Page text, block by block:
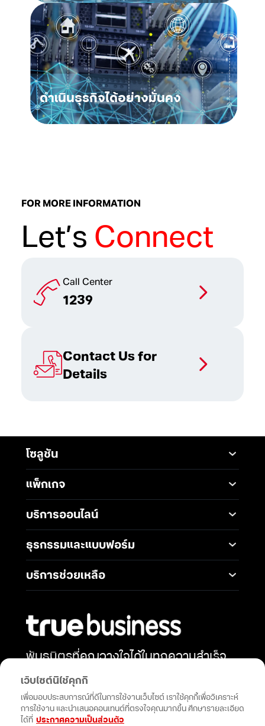
ดำเนินธุรกิจได้อย่างมั่นคง
FOR MORE INFORMATION
Let’sConnect
Call Center
1239
Contact Us for
Details
พันธมิตรที่คุณวางใจได้ในทุกความสำเร็จ
เสริมพลังธุรกิจของคุณด้วยโซลูชัน
นวัตกรรมและการสนับสนุนที่ไม่หยุดยั้ง
กดติดตาม
โซลูชัน
Mobile
5G Infrastructure
Broadband Internet
Business Network
Wireless Network
International Gateway
Communications
Productivity and
Collaboration
Solutions
Network & Operation
Security
Security Service
แพ็กเกจ
แพ็กเกจมือถือ
โซลูชันสำหรับ SME
บริการออนไลน์
ธุรกรรมและแบบฟอร์ม
ช่องทางการชำระค่าบริการ
การโอนกรรมสิทธิ์
การแต่งตั้งทรูเป็นตัวแทน
หักและนำส่งภาษี ณ ที่จ่าย
การสมัครบัญชีธนาคาร
การขอรับซิมใหม่เนื่องจาก
ซิมเสีย
บริการช่วยเหลือ
คำถามที่พบบ่อย
เว็บไซต์นี้ใช้คุกกี้
เพื่อมอบประสบการณ์ที่ดีในการใช้งานเว็บไซต์ เราใช้คุกกี้เพื่อวิเคราะห์
การใช้งาน และนำเสนอคอนเทนต์ที่ตรงใจคุณมากขึ้น ศึกษารายละเอียด
ได้ที่ ประกาศความเป็นส่วนตัว